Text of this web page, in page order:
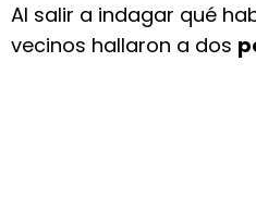
Al salir a indagar qué
vecinos hallaron a dos